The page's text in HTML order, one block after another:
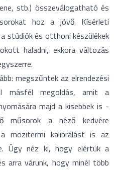
stb.) összeválogatható és
hoz a jövő. Kísérleti
stúdiók és otthoni készülékek
haladni, ekkora változás
megszűntek az elrendezési
másfél megoldás, amit a
majd a kisebbek is -
műsorok a néző kedvére
mozitermi kalibrálást is az
Úgy néz ki, hogy elértük a
arra várunk, hogy minél több